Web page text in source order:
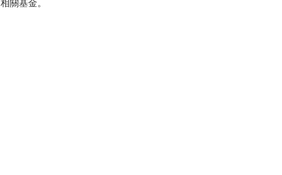
相關基金。